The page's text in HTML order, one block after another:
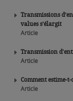
Transmissions
values s’élargit
Article
Transmission
Article
Comment estime-
Article